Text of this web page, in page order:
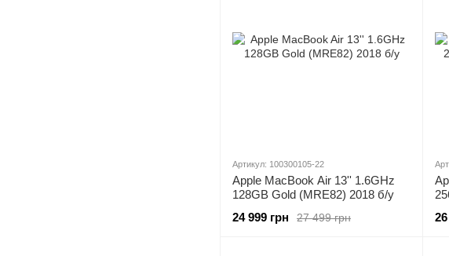
Артикул: 100300105-22
Apple MacBook Air 13'' 1.6GHz
128GB Gold (MRE82) 2018 б/у
27 499 грн
24 999 грн